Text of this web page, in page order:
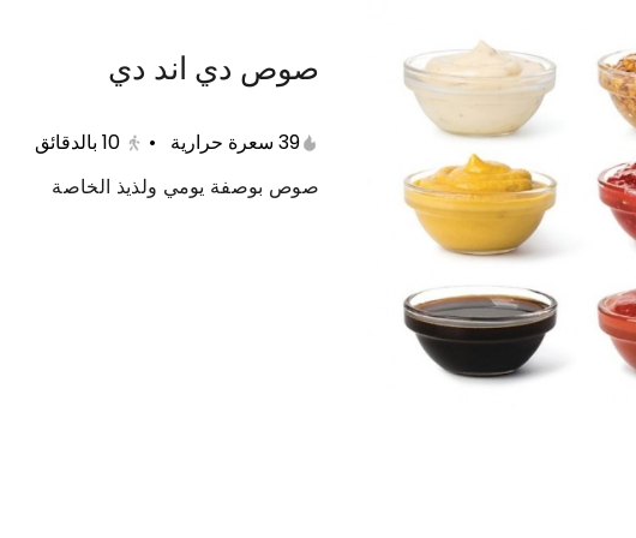
برجر ساندوتشات بوكس الجمعات حلويات
صوص دي اند دي
39 سعرة حرارية •
10 بالدقائق
صوص بوصفة يومي ولذيذ الخاصة